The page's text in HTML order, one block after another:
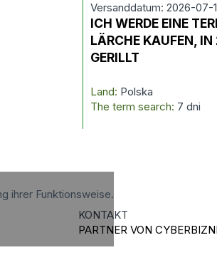
Versanddatum: 2026-07-
ICH WERDE EINE
LÄRCHE KAUFEN, IN
GERILLT
Land: Polska
The term search: 7 dni
ihrer Funktionsweise.
KONTAKT
PARTNER VON